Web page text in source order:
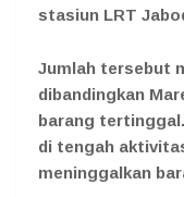
stasiun LRT
Jumlah tersebut
dibandingkan
barang
di tengah
meninggalkan